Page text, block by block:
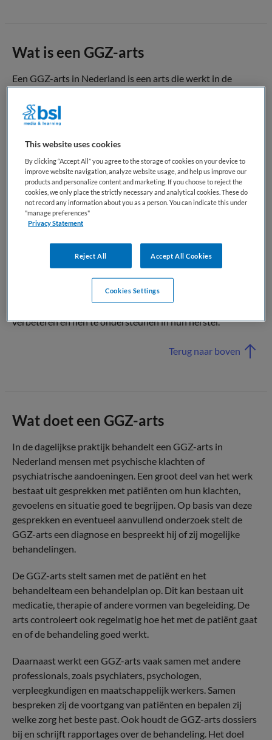
Wat is een GGZ-arts
Een GGZ-arts in Nederland is een arts die werkt in de
met psychische klachten of psychiatrische aandoeningen.
Deze arts richt zich op het onderzoeken, diagnosticeren en
depressie, angststoornissen of andere psychische
stoornissen.
Een GGZ-arts voert gesprekken met patiënten, onderzoekt
hun klachten en stelt samen met andere zorgprofessionals
een behandelplan op. De arts kan bijvoorbeeld medicatie
GGZ-artsen werken vaak samen met psychiaters,
psychologen, verpleegkundigen en andere hulpverleners
binnen een behandelteam. Het doel van hun werk is om
patiënten te helpen hun psychische gezondheid te
verbeteren en hen te ondersteunen in hun herstel.
Terug naar boven
Wat doet een GGZ-arts
In de dagelijkse praktijk behandelt een GGZ-arts in
Nederland mensen met psychische klachten of
psychiatrische aandoeningen. Een groot deel van het werk
bestaat uit gesprekken met patiënten om hun klachten,
gevoelens en situatie goed te begrijpen. Op basis van deze
gesprekken en eventueel aanvullend onderzoek stelt de
GGZ-arts een diagnose en bespreekt hij of zij mogelijke
behandelingen.
De GGZ-arts stelt samen met de patiënt en het
behandelteam een behandelplan op. Dit kan bestaan uit
medicatie, therapie of andere vormen van begeleiding. De
arts controleert ook regelmatig hoe het met de patiënt gaat
en of de behandeling goed werkt.
Daarnaast werkt een GGZ-arts vaak samen met andere
professionals, zoals psychiaters, psychologen,
verpleegkundigen en maatschappelijk werkers. Samen
bespreken zij de voortgang van patiënten en bepalen zij
welke zorg het beste past. Ook houdt de GGZ-arts dossiers
bij en schrijft rapportages over de behandeling. Het doel
This website uses cookies
By clicking “Accept All” you agree to the storage of cookies on your device to
improve website navigation, analyze website usage, and help us improve our
products and personalize content and marketing. If you choose to reject the
cookies, we only place the strictly necessary and analytical cookies. These do
not record any information about you as a person. You can indicate this under
"manage preferences"
Privacy Statement
Reject All Accept All Cookies
Cookies Settings